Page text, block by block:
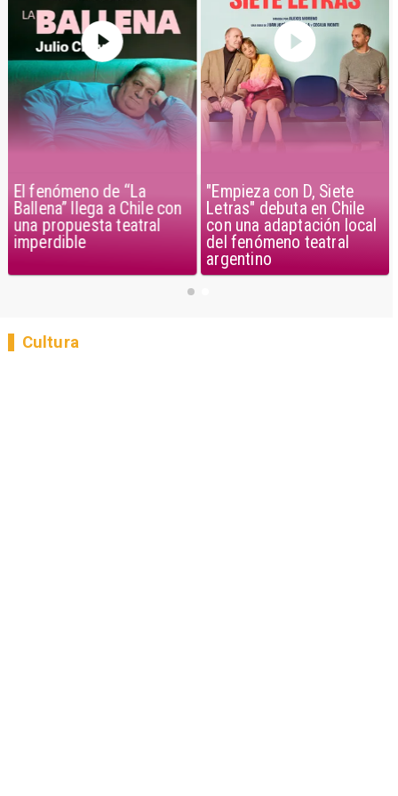
El fenómeno de “La
Ballena” llega a Chile con
una propuesta teatral
imperdible
"Empieza con D, Siete
Letras" debuta en Chile
con una adaptación local
del fenómeno teatral
argentino
Cultura